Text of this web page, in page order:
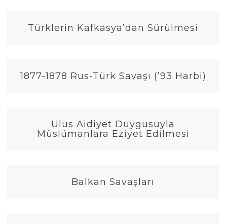
Türklerin Kafkasya’dan Sürülmesi
1877-1878 Rus-Türk Savaşı (’93 Harbi)
Ulus Aidiyet Duygusuyla
Müslümanlara Eziyet Edilmesi
Balkan Savaşları